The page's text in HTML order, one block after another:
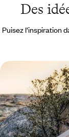
Des
Puisez l’inspiration
Sauna, pêche
autre Suède
Aborder la Reine de
de villages de
8 jours, de CHF 2200 à